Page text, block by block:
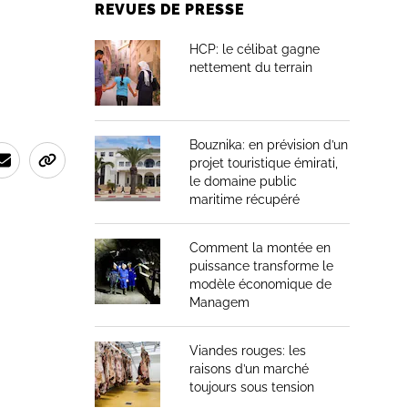
REVUES DE PRESSE
HCP: le célibat gagne
nettement du terrain
Bouznika: en prévision d’un
projet touristique émirati,
le domaine public
maritime récupéré
Comment la montée en
puissance transforme le
modèle économique de
Managem
Viandes rouges: les
raisons d’un marché
toujours sous tension